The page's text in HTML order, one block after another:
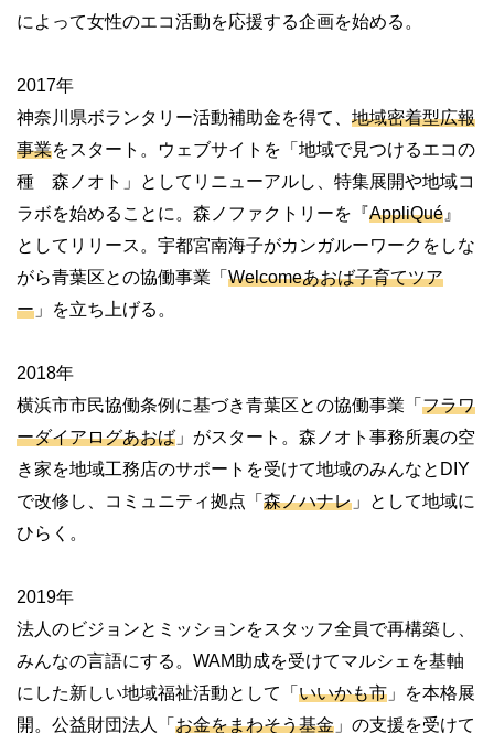
によって女性のエコ活動を応援する企画を始める。
2017年
神奈川県ボランタリー活動補助金を得て、 地域密着型広報
事業をスタート。ウェブサイトを「地域で見つけるエコの
種 森ノオト」としてリニューアルし、特集展開や地域コ
ラボを始めることに。森ノファクトリーを『AppliQué 』
としてリリース。宇都宮南海子がカンガルーワークをしな
がら青葉区との協働事業「 Welcomeあおば子育てツア
ー 」を立ち上げる。
2018年
横浜市市民協働条例に基づき青葉区との協働事業「 フラワ
ーダイアログあおば 」がスタート。森ノオト事務所裏の空
き家を地域工務店のサポートを受けて地域のみんなとDIY
で改修し、コミュニティ拠点「 森ノハナレ 」として地域に
ひらく。
2019年
法人のビジョンとミッションをスタッフ全員で再構築し、
みんなの言語にする。WAM助成を受けてマルシェを基軸
にした新しい地域福祉活動として「 いいかも市 」を本格展
開。公益財団法人「 お金をまわそう基金 」の支援を受けて